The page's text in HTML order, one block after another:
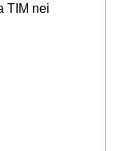
TIM nei